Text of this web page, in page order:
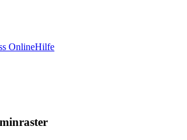
OnlineHilfe